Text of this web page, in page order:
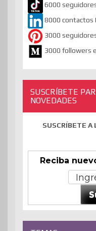
6000
8000 contactos
3000
3000 followers
SUSCRÍBETE
NOVEDADES
SUSCRÍBETE A
Reciba